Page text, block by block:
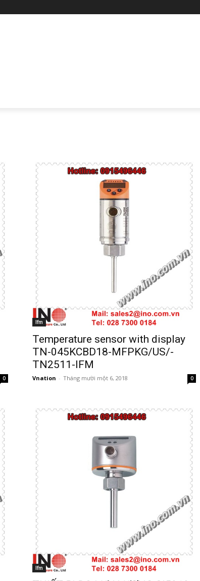
0
Ifm
Temperature sensor with display
TN-045KCBD18-MFPKG/US/-
TN2511-IFM
Vnation - Tháng mười một 6, 2018 0
Ifm